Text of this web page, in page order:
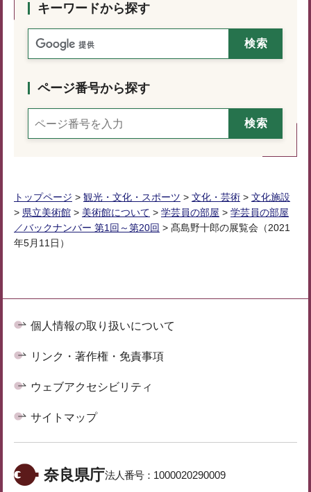
キーワードから探す
ページ番号から探す
トップページ > 観光・文化・スポーツ > 文化・芸術 > 文化施設
> 県立美術館 > 美術館について > 学芸員の部屋 > 学芸員の部屋
／バックナンバー 第1回～第20回 > 髙島野十郎の展覧会（2021
年5月11日）
個人情報の取り扱いについて
リンク・著作権・免責事項
ウェブアクセシビリティ
サイトマップ
奈良県庁法人番号： 1000020290009